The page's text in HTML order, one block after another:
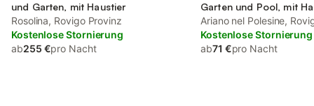
und Garten, mit Haustier
Rosolina, Rovigo Provinz
Kostenlose Stornierung
ab255 €pro Nacht
Garten und Pool, mit
Ariano nel Polesine,
Kostenlose Stornierung
ab71 €pro Nacht